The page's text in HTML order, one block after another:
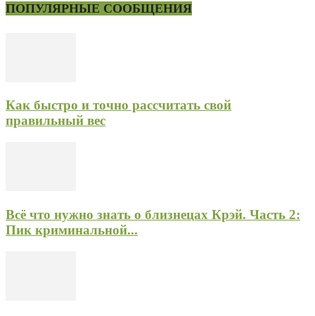
ПОПУЛЯРНЫЕ СООБЩЕНИЯ
Как быстро и точно рассчитать свой
правильный вес
Всё что нужно знать о близнецах Крэй. Часть 2:
Пик криминальной...